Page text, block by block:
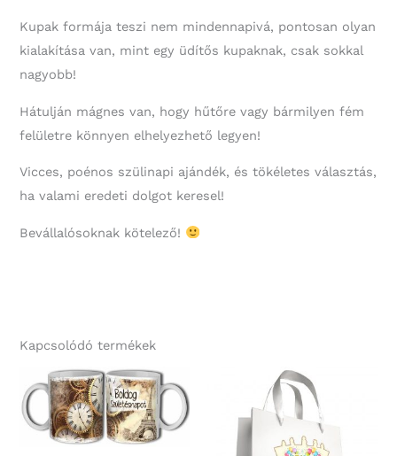
Kupak formája teszi nem mindennapivá, pontosan olyan
kialakítása van, mint egy üdítős kupaknak, csak sokkal
nagyobb!
Hátulján mágnes van, hogy hűtőre vagy bármilyen fém
felületre könnyen elhelyezhető legyen!
Vicces, poénos szülinapi ajándék, és tökéletes választás,
ha valami eredeti dolgot keresel!
Bevállalósoknak kötelező!
Kapcsolódó termékek